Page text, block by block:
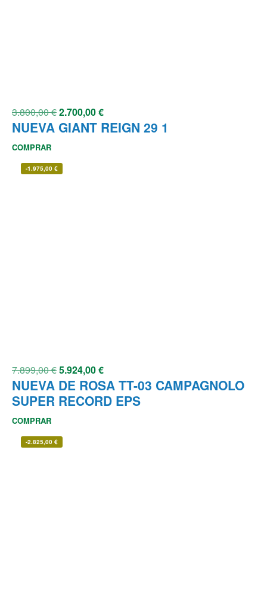
3.800,00€2.700,00€
NUEVA GIANT REIGN 29 1
COMPRAR
-1.975,00 €
7.899,00€5.924,00€
NUEVA DE ROSA TT-03 CAMPAGNOLO
SUPER RECORD EPS
COMPRAR
-2.825,00 €